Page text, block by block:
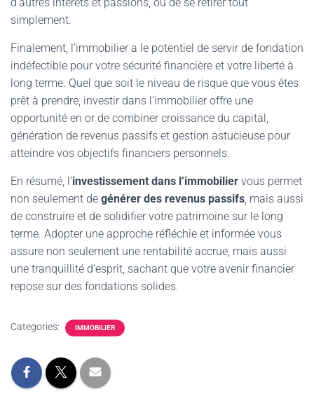
simplement.
Finalement, l’immobilier a le potentiel de servir de fondation
indéfectible pour votre sécurité financière et votre liberté à
long terme. Quel que soit le niveau de risque que vous êtes
prêt à prendre, investir dans l’immobilier offre une
opportunité en or de combiner croissance du capital,
génération de revenus passifs et gestion astucieuse pour
atteindre vos objectifs financiers personnels.
En résumé, l’investissement dans l’immobilier vous permet
non seulement de générer des revenus passifs, mais aussi
de construire et de solidifier votre patrimoine sur le long
terme. Adopter une approche réfléchie et informée vous
assure non seulement une rentabilité accrue, mais aussi
une tranquillité d’esprit, sachant que votre avenir financier
repose sur des fondations solides.
Categories: IMMOBILIER